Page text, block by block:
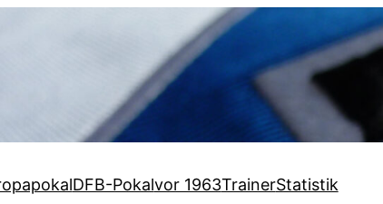
DFB-Pokalvor 1963TrainerStatistik